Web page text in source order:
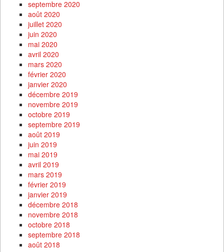
septembre 2020
août 2020
juillet 2020
juin 2020
mai 2020
avril 2020
mars 2020
février 2020
janvier 2020
décembre 2019
novembre 2019
octobre 2019
septembre 2019
août 2019
juin 2019
mai 2019
avril 2019
mars 2019
février 2019
janvier 2019
décembre 2018
novembre 2018
octobre 2018
septembre 2018
août 2018